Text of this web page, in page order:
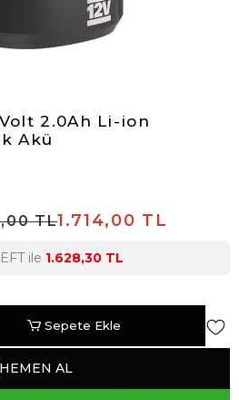
2.0Ah Li-ion
Akü
TL1.714,00 TL
ile 1.628,30 TL
Sepete Ekle
HEMEN AL